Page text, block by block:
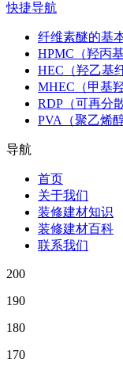
快捷导航
纤维素醚的基
HPMC（羟丙
HEC（羟乙基
MHEC（甲基
RDP（可再分
PVA（聚乙烯醇
导航
首页
关于我们
装修建材知识
装修建材百科
联系我们
200
190
180
170